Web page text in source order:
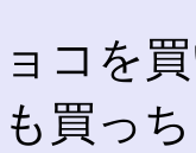
コを
買っ